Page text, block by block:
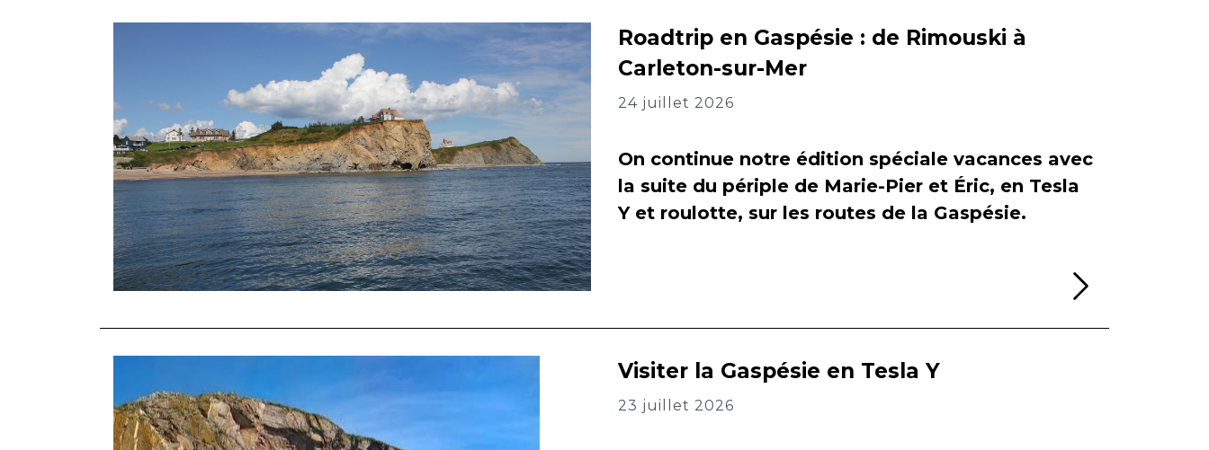
Roadtrip en Gaspésie : de Rimouski à
Carleton-sur-Mer
24 juillet 2026
On continue notre édition spéciale vacances avec
la suite du périple de Marie-Pier et Éric, en Tesla
Y et roulotte, sur les routes de la Gaspésie.
Visiter la Gaspésie en Tesla Y
23 juillet 2026